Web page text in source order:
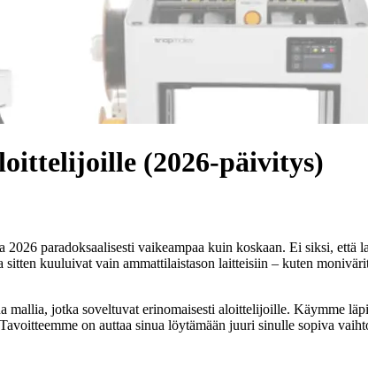
(2026-päivitys)
paradoksaalisesti vaikeampaa kuin koskaan. Ei siksi,
kuuluivat vain ammattilaistason laitteisiin – kuten
mallia, jotka soveltuvat erinomaisesti aloittelijoille. Käymme
on auttaa sinua löytämään juuri sinulle sopiva